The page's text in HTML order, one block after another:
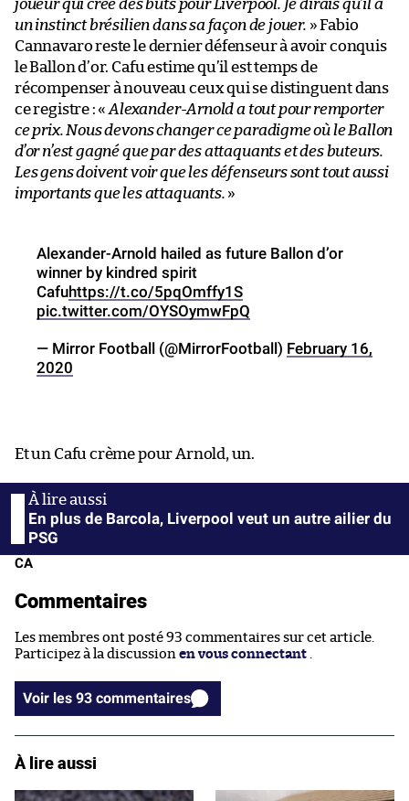
joueur qui crée des buts pour Liverpool. Je dirais qu’il a
un instinct brésilien dans sa façon de jouer. » Fabio
Cannavaro reste le dernier défenseur à avoir conquis
le Ballon d’or. Cafu estime qu’il est temps de
récompenser à nouveau ceux qui se distinguent dans
ce registre : «Alexander-Arnold a tout pour remporter
ce prix. Nous devons changer ce paradigme où le Ballon
d’or n’est gagné que par des attaquants et des buteurs.
Les gens doivent voir que les défenseurs sont tout aussi
importants que les attaquants. »
Alexander-Arnold hailed as future Ballon d’or
winner by kindred spirit
Cafuhttps://t.co/5pqOmffy1S
pic.twitter.com/OYSOymwFpQ
— Mirror Football (@MirrorFootball) February 16,
2020
Et un Cafu crème pour Arnold, un.
En plus de Barcola, Liverpool veut un autre ailier du
PSG
CA
Commentaires
Les membres ont posté 93 commentaires sur cet article.
Participez à la discussion en vous connectant
Voir les 93 commentaires
À lire aussi